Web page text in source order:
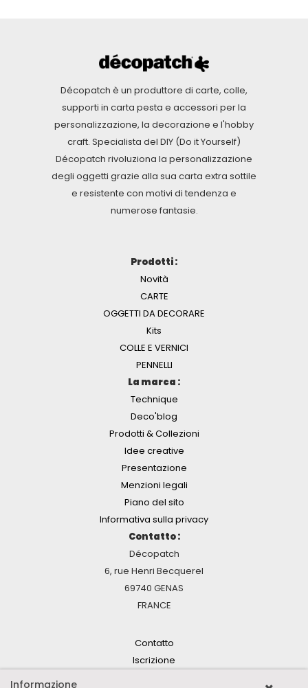
Décopatch è un produttore di carte, colle,
supporti in carta pesta e accessori per la
personalizzazione, la decorazione e l'hobby
craft. Specialista del DIY (Do it Yourself)
Décopatch rivoluziona la personalizzazione
degli oggetti grazie alla sua carta extra sottile
e resistente con motivi di tendenza e
numerose fantasie.
Prodotti :
Novità
CARTE
OGGETTI DA DECORARE
Kits
COLLE E VERNICI
PENNELLI
La marca :
Technique
Deco'blog
Prodotti & Collezioni
Idee creative
Presentazione
Menzioni legali
Piano del sito
Informativa sulla privacy
Contatto :
Décopatch
6, rue Henri Becquerel
69740 GENAS
FRANCE
Contatto
Iscrizione
Informazione